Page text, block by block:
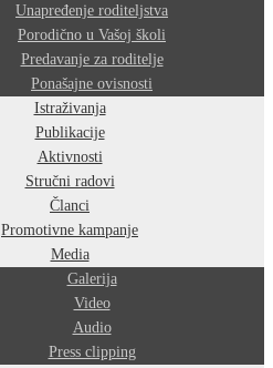
Unapređenje roditeljstva
Porodično u Vašoj školi
Predavanje za roditelje
Ponašajne ovisnosti
Istraživanja
Publikacije
Aktivnosti
Stručni radovi
Članci
Promotivne kampanje
Media
Galerija
Video
Audio
Press clipping